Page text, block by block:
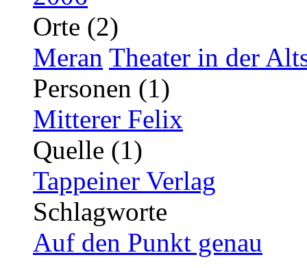
Orte (2)
Meran Theater in der
Personen (1)
Mitterer Felix
Quelle (1)
Tappeiner Verlag
Schlagworte
Auf den Punkt genau